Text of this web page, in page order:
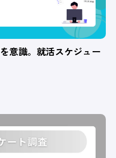
意識。就活スケジュー